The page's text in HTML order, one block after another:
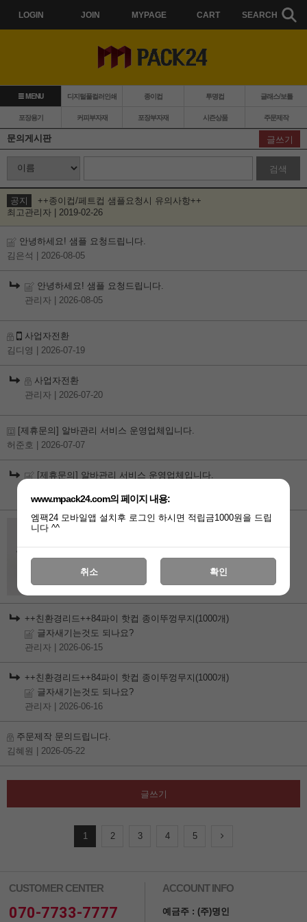
LOGIN JOIN MYPAGE CART SEARCH
MENU 디지털풀컬러인쇄 종이컵 투명컵 글래스/보틀
포장용기 커피부자재 포장부자재 시즌상품 주문제작
문의게시판 글쓰기
검색
공지
++종이컵/페트컵 샘플요청시 유의사항++
최고관리자 | 2019-02-26
안녕하세요! 샘플 요청드립니다.
김은석
| 2026-08-05
안녕하세요! 샘플 요청드립니다.
관리자
| 2026-08-05
사업자전환
김디영
| 2026-07-19
사업자전환
관리자
| 2026-07-20
[제휴문의] 알바관리 서비스 운영업체입니다.
허준호
| 2026-07-07
[제휴문의] 알바관리 서비스 운영업체입니다.
++친환경리드++84파이 핫컵 종이뚜껑무지(1000개)
++친환경리드++84파이 핫컵 종이뚜껑무지(1000개)
글자새기는것도 되나요?
관리자
| 2026-06-15
++친환경리드++84파이 핫컵 종이뚜껑무지(1000개)
글자새기는것도 되나요?
관리자
| 2026-06-16
주문제작 문의드립니다.
김혜원
| 2026-05-22
글쓰기
1 2 3 4 5
CUSTOMER CENTER
070-7733-7777
ACCOUNT INFO
예금주 : (주)명인
www.mpack24.com의 페이지 내용:
엠팩24 모바일앱 설치후 로그인 하시면 적립금1000원을 드립
니다 ^^
취소 확인